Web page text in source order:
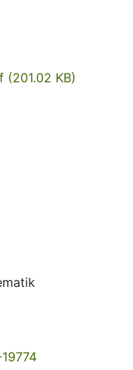
(201.02 KB)